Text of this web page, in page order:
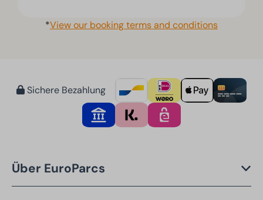
*View our booking terms and conditions
Sichere Bezahlung
Über EuroParcs